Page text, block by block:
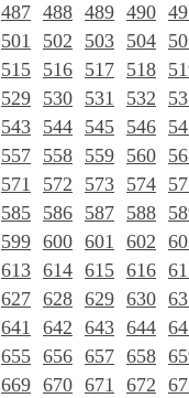
487 488 489 490
501 502 503 504
515 516 517 518
529 530 531 532
543 544 545 546
557 558 559 560
571 572 573 574
585 586 587 588
599 600 601 602
613 614 615 616
627 628 629 630
641 642 643 644
655 656 657 658
669 670 671 672